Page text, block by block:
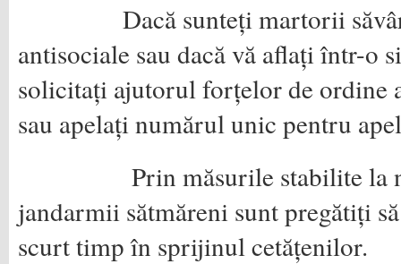
Dacă sunteți martorii
antisociale sau dacă vă aflați într-o
solicitați ajutorul forțelor de ordine
sau apelați numărul unic pentru
Prin măsurile stabilite la
jandarmii sătmăreni sunt pregătiți
scurt timp în sprijinul cetățenilor.